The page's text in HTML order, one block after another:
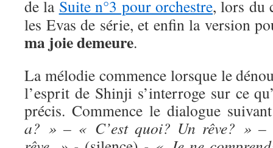
de la Suite n°3 pour orchestre, lors du
les Evas de série, et enfin la version
ma joie demeure.
La mélodie commence lorsque le
l’esprit de Shinji s’interroge sur ce
précis. Commence le dialogue
a? » – « C’est quoi? Un rêve? »